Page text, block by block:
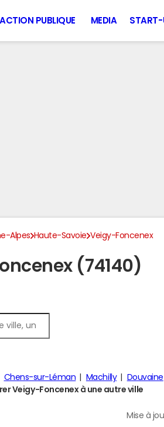
ACTION PUBLIQUE MEDIA START-
Alpes Haute-Savoie Veigy-Foncenex
(74140)
Chens-sur-Léman Machilly Douvaine
Veigy-Foncenex à une autre ville
Mise à